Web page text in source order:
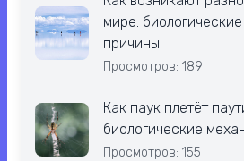
мире:
причины
Просмотров: 189
Как паук плетёт
биологические
Просмотров: 155